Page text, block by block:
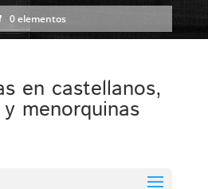
0 elementos
en castellanos,
menorquinas